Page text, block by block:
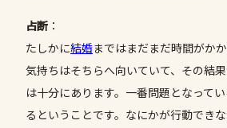
占断 ：
たしかに結婚まではまだまだ時間がか
気持ちはそちらへ向いていて、その結
は十分にあります。一番問題となって
るということです。なにかが行動でき